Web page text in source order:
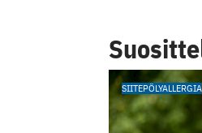
SIITEPÖLYALLERGIA